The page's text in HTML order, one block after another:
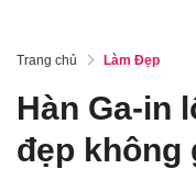
Trang chủ Làm Đẹp
Hàn Ga-in
đẹp không